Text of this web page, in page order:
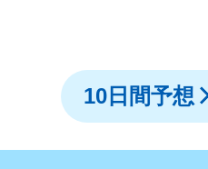
10日間予想